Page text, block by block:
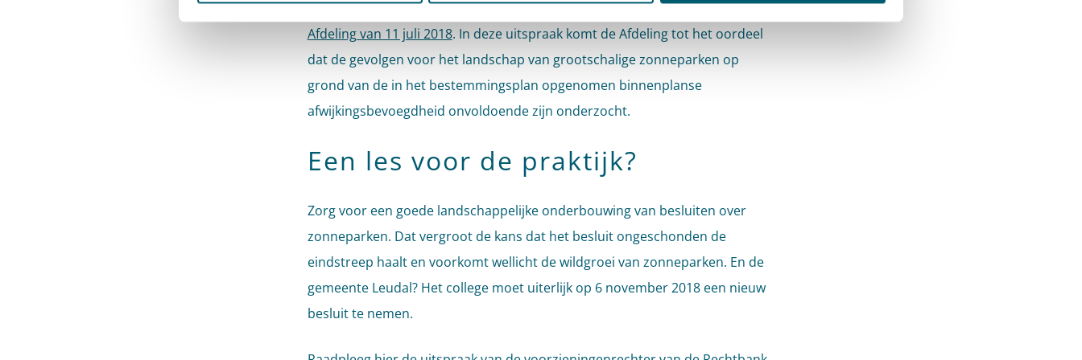
plaatsgevonden. Een logisch oordeel, zo blijkt ook uit deuitspraak van de
Afdeling van 11 juli 2018. In deze uitspraak komt de Afdeling tot het oordeel
dat de gevolgen voor het landschap van grootschalige zonneparken op
grond van de in het bestemmingsplan opgenomen binnenplanse
afwijkingsbevoegdheid onvoldoende zijn onderzocht.
Een les voor de praktijk?
Zorg voor een goede landschappelijke onderbouwing van besluiten over
zonneparken. Dat vergroot de kans dat het besluit ongeschonden de
eindstreep haalt en voorkomt wellicht de wildgroei van zonneparken. En de
gemeente Leudal? Het college moet uiterlijk op 6 november 2018 een nieuw
besluit te nemen.